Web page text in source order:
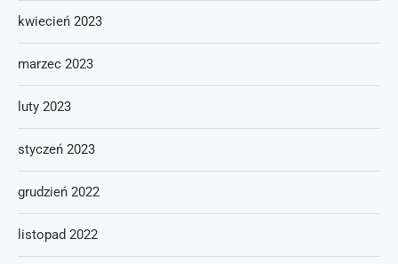
kwiecień 2023
marzec 2023
luty 2023
styczeń 2023
grudzień 2022
listopad 2022